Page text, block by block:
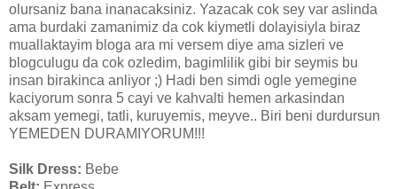
olursaniz bana inanacaksiniz. Yazacak cok sey var aslinda
ama burdaki zamanimiz da cok kiymetli dolayisiyla biraz
muallaktayim bloga ara mi versem diye ama sizleri ve
blogculugu da cok ozledim, bagimlilik gibi bir seymis bu
insan birakinca anliyor ;) Hadi ben simdi ogle yemegine
kaciyorum sonra 5 cayi ve kahvalti hemen arkasindan
aksam yemegi, tatli, kuruyemis, meyve.. Biri beni durdursun
YEMEDEN DURAMIYORUM!!!
Silk Dress: Bebe